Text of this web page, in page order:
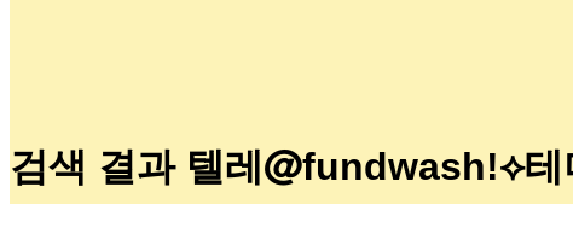
검색 결과 텔레@fundwashǃ⟡